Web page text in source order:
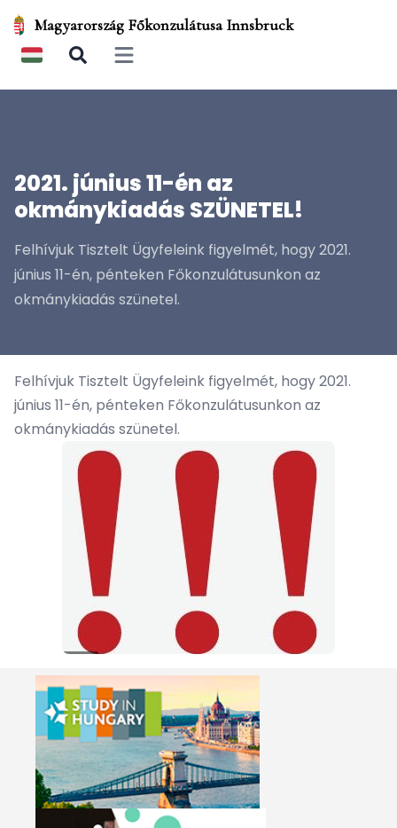
Magyarország Főkonzulátusa Innsbruck
Open main menu
2021. június 11-én az
okmánykiadás SZÜNETEL!
Felhívjuk Tisztelt Ügyfeleink figyelmét, hogy 2021.
június 11-én, pénteken Főkonzulátusunkon az
okmánykiadás szünetel.
Felhívjuk Tisztelt Ügyfeleink figyelmét, hogy 2021.
június 11-én, pénteken Főkonzulátusunkon az
okmánykiadás szünetel.